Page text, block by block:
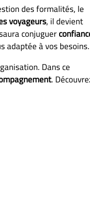
des formalités, le
voyageurs, il devient
conjuguer
adaptée à vos besoins.
Dans ce
.